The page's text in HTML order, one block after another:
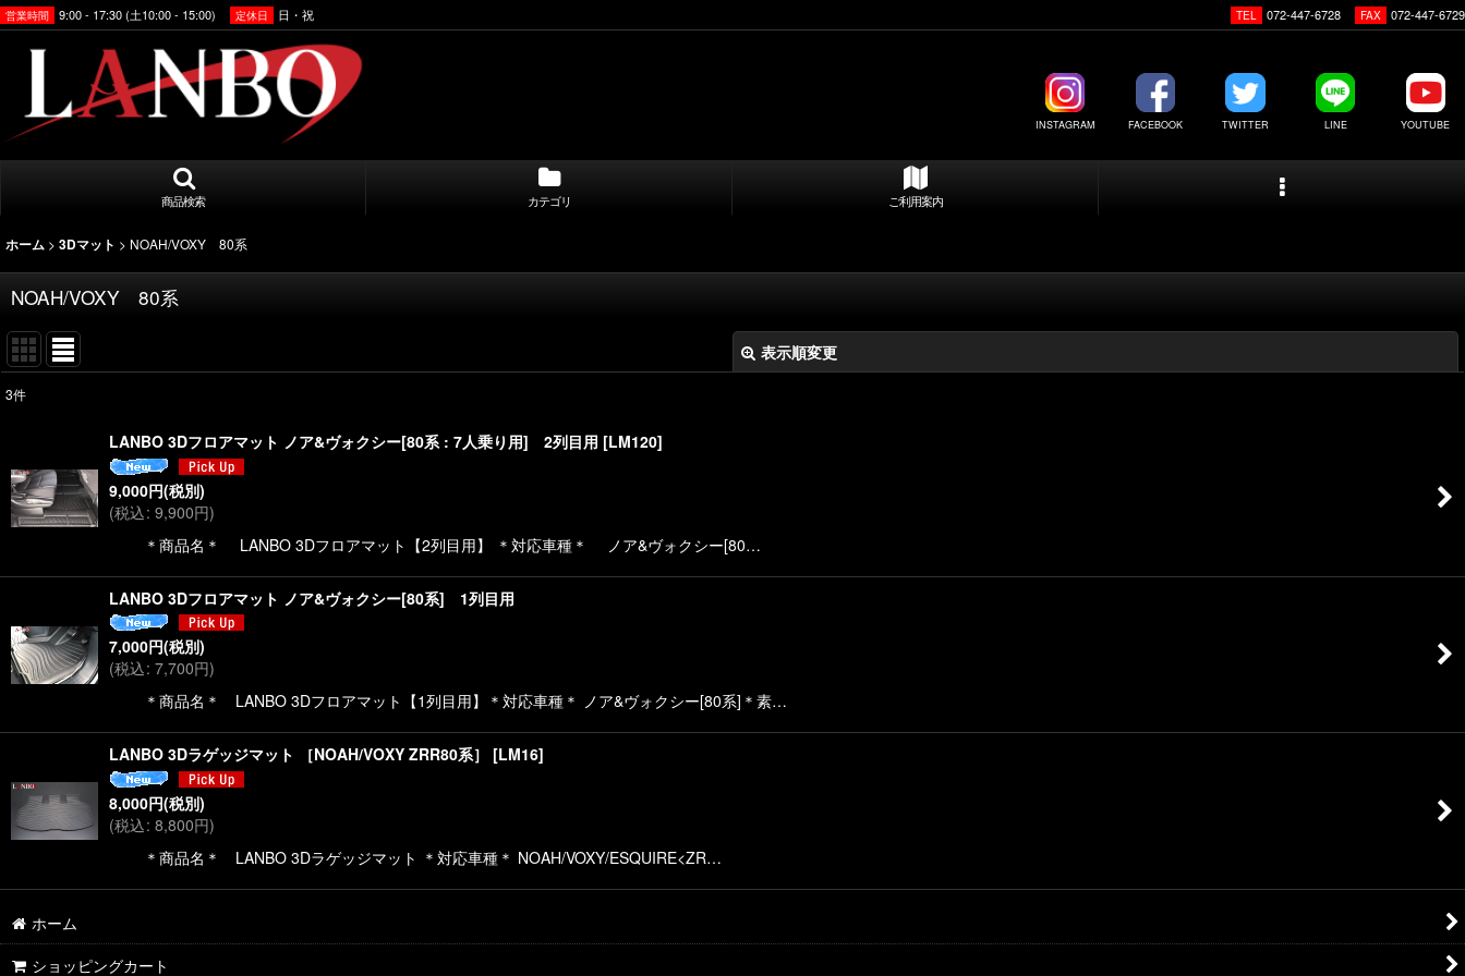
営業時間 9:00 - 17:30 (土10:00 - 15:00) 定休日 日・祝 TEL 072-447-6728 FAX 072-447-6729
INSTAGRAM FACEBOOK TWITTER LINE YOUTUBE
商品検索 カテゴリ ご利用案内
ホーム > 3Dマット > NOAH/VOXY 80系
NOAH/VOXY 80系
表示順変更
並び順:
3件
LANBO 3Dフロアマット ノア&ヴォクシー[80系 : 7人乗り用] 2列目用 [LM120]
9,000円(税別)
(税込: 9,900円)
＊商品名＊ LANBO 3Dフロアマット【2列目用】 ＊対応車種＊ ノア&ヴォクシー[80…
LANBO 3Dフロアマット ノア&ヴォクシー[80系] 1列目用
7,000円(税別)
(税込: 7,700円)
＊商品名＊ LANBO 3Dフロアマット【1列目用】＊対応車種＊ ノア&ヴォクシー[80系]＊素…
LANBO 3Dラゲッジマット ［NOAH/VOXY ZRR80系］ [LM16]
8,000円(税別)
(税込: 8,800円)
＊商品名＊ LANBO 3Dラゲッジマット ＊対応車種＊ NOAH/VOXY/ESQUIRE<ZR…
ホーム
ショッピングカート